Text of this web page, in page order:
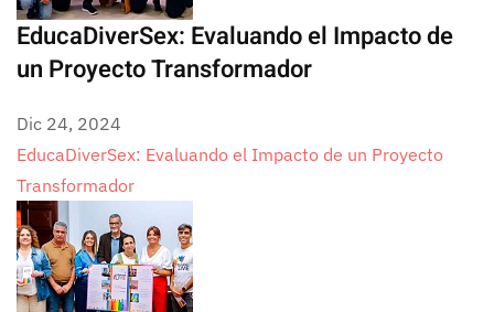
EducaDiverSex: Evaluando el Impacto de
un Proyecto Transformador
Dic 24, 2024
EducaDiverSex: Evaluando el Impacto de un Proyecto
Transformador